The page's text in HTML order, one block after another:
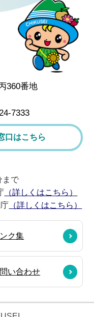
筑西市
360番地
7333
口はこちら
まで
（詳しくはこちら）
（詳しくはこちら）
ク集
い合わせ